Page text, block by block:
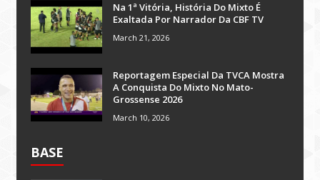
Na 1ª Vitória, História Do Mixto É
Exaltada Por Narrador Da CBF TV
March 21, 2026
Reportagem Especial Da TVCA Mostra
A Conquista Do Mixto No Mato-
Grossense 2026
March 10, 2026
BASE